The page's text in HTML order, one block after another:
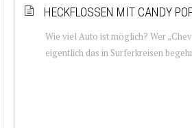
HECKFLOSSEN MIT CANDY
Wie viel Auto ist möglich? Wer
eigentlich das in Surferkreisen